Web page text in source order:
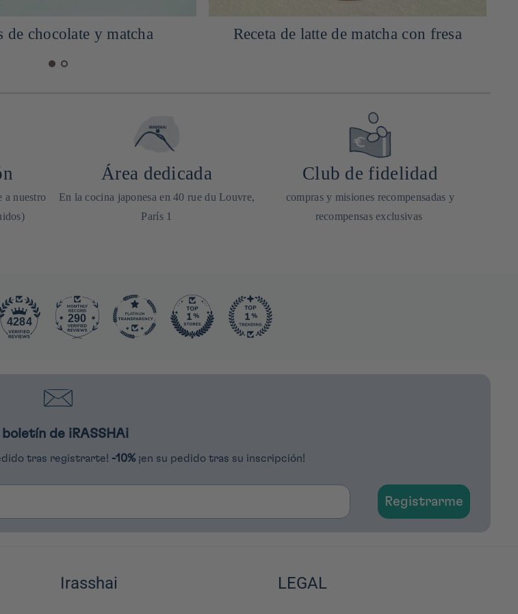
de chocolate y matcha Receta de latte de matcha con fresa
a nuestro
Área dedicada
En la cocina japonesa en 40 rue du Louvre,
París 1
Club de fidelidad
compras y misiones recompensadas y
recompensas exclusivas
4284 290
boletín de iRASSHAi
tras registrarte! -10% ¡en su pedido tras su inscripción!
Registrarme
Irasshai LEGAL